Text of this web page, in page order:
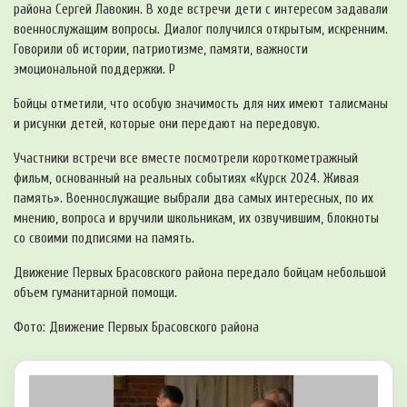
района Сергей Лавокин. В ходе встречи дети с интересом задавали
военнослужащим вопросы. Диалог получился открытым, искренним.
Говорили об истории, патриотизме, памяти, важности
эмоциональной поддержки. Р
Бойцы отметили, что особую значимость для них имеют талисманы
и рисунки детей, которые они передают на передовую.
Участники встречи все вместе посмотрели короткометражный
фильм, основанный на реальных событиях «Курск 2024. Живая
память». Военнослужащие выбрали два самых интересных, по их
мнению, вопроса и вручили школьникам, их озвучившим, блокноты
со своими подписями на память.
Движение Первых Брасовского района передало бойцам небольшой
объем гуманитарной помощи.
Фото: Движение Первых Брасовского района